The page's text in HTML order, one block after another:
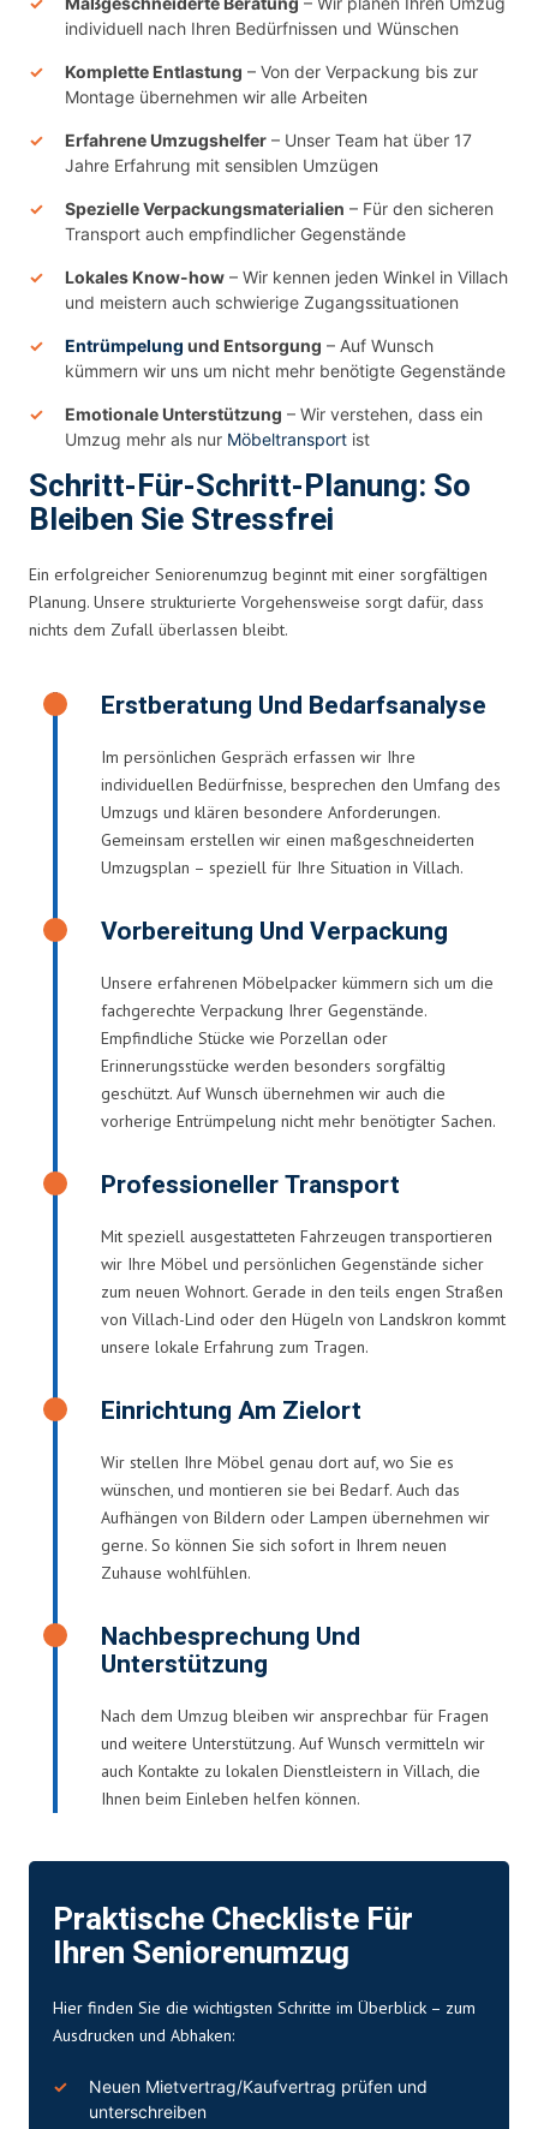
individuell nach Ihren Bedürfnissen und Wünschen
Komplette Entlastung – Von der Verpackung bis zur
Montage übernehmen wir alle Arbeiten
Erfahrene Umzugshelfer – Unser Team hat über 17
Jahre Erfahrung mit sensiblen Umzügen
Spezielle Verpackungsmaterialien – Für den sicheren
Transport auch empfindlicher Gegenstände
Lokales Know-how – Wir kennen jeden Winkel in Villach
und meistern auch schwierige Zugangssituationen
Entrümpelung und Entsorgung – Auf Wunsch
kümmern wir uns um nicht mehr benötigte Gegenstände
Emotionale Unterstützung – Wir verstehen, dass ein
Umzug mehr als nur Möbeltransport ist
Schritt-Für-Schritt-Planung: So
Bleiben Sie Stressfrei
Ein erfolgreicher Seniorenumzug beginnt mit einer sorgfältigen
Planung. Unsere strukturierte Vorgehensweise sorgt dafür, dass
nichts dem Zufall überlassen bleibt.
Erstberatung Und Bedarfsanalyse
Im persönlichen Gespräch erfassen wir Ihre
individuellen Bedürfnisse, besprechen den Umfang des
Umzugs und klären besondere Anforderungen.
Gemeinsam erstellen wir einen maßgeschneiderten
Umzugsplan – speziell für Ihre Situation in Villach.
Vorbereitung Und Verpackung
Unsere erfahrenen Möbelpacker kümmern sich um die
fachgerechte Verpackung Ihrer Gegenstände.
Empfindliche Stücke wie Porzellan oder
Erinnerungsstücke werden besonders sorgfältig
geschützt. Auf Wunsch übernehmen wir auch die
vorherige Entrümpelung nicht mehr benötigter Sachen.
Professioneller Transport
Mit speziell ausgestatteten Fahrzeugen transportieren
wir Ihre Möbel und persönlichen Gegenstände sicher
zum neuen Wohnort. Gerade in den teils engen Straßen
von Villach-Lind oder den Hügeln von Landskron kommt
unsere lokale Erfahrung zum Tragen.
Einrichtung Am Zielort
Wir stellen Ihre Möbel genau dort auf, wo Sie es
wünschen, und montieren sie bei Bedarf. Auch das
Aufhängen von Bildern oder Lampen übernehmen wir
gerne. So können Sie sich sofort in Ihrem neuen
Zuhause wohlfühlen.
Nachbesprechung Und
Unterstützung
Nach dem Umzug bleiben wir ansprechbar für Fragen
und weitere Unterstützung. Auf Wunsch vermitteln wir
auch Kontakte zu lokalen Dienstleistern in Villach, die
Ihnen beim Einleben helfen können.
Praktische Checkliste Für
Ihren Seniorenumzug
Hier finden Sie die wichtigsten Schritte im Überblick – zum
Ausdrucken und Abhaken:
Neuen Mietvertrag/Kaufvertrag prüfen und
unterschreiben